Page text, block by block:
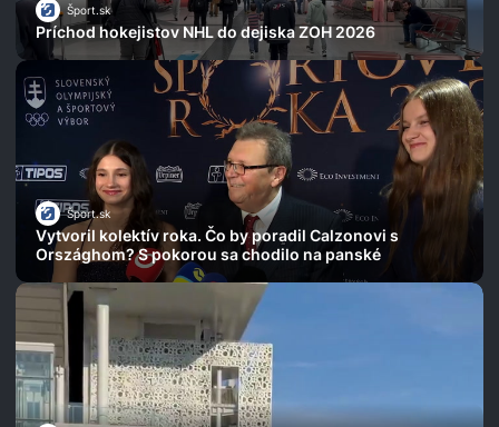
Šport.sk
Príchod hokejistov NHL do dejiska ZOH 2026
Šport.sk
Vytvoril kolektív roka. Čo by poradil Calzonovi s
Országhom? S pokorou sa chodilo na panské